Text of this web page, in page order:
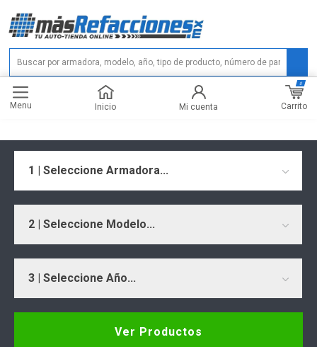
Menu Inicio Mi cuenta Carrito
0
1 | Seleccione Armadora...
2 | Seleccione Modelo...
3 | Seleccione Año...
Ver Productos